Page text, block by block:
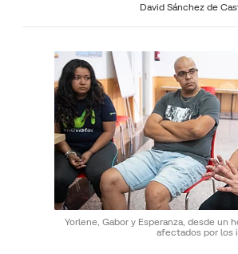
David Sánchez de
Yorlene, Gabor y Esperanza, desde un
afectados por los